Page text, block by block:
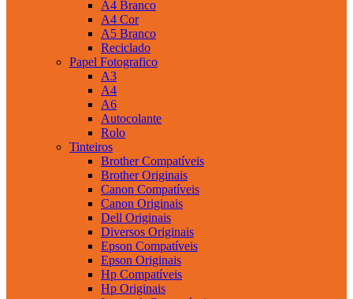
A4 Branco
A4 Cor
A5 Branco
Reciclado
Papel Fotografico
A3
A4
A6
Autocolante
Rolo
Tinteiros
Brother Compatíveis
Brother Originais
Canon Compatíveis
Canon Originais
Dell Originais
Diversos Originais
Epson Compatíveis
Epson Originais
Hp Compatíveis
Hp Originais